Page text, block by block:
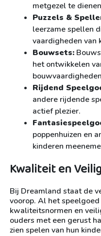
metgezel te
Puzzels &
leerzame spellen
vaardigheden van
Bouwsets:
het ontwikkelen
Rijdend
andere rijdende
actief plezier.
poppenhuizen en
kinderen
Kwaliteit en
Bij Dreamland staat de
voorop. Al het
kwaliteitsnormen en
ouders met een gerust
zien spelen van hun